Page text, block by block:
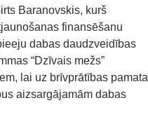
Baranovskis, kurš
finansēšanu
dabas daudzveidības
“Dzīvais mežs”
lai uz brīvprātības pamata
aizsargājamām dabas